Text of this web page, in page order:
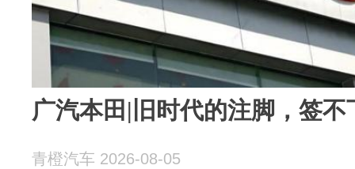
广汽本田|旧时代的注脚，签
青橙汽车 2026-08-05